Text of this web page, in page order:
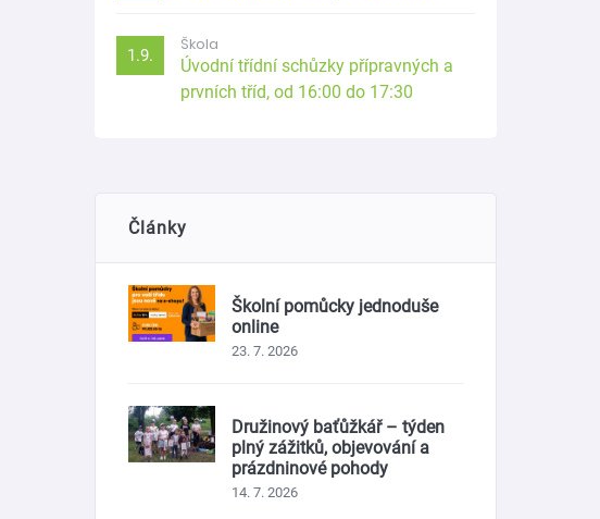
1.9.
Škola
Úvodní třídní schůzky přípravných a
prvních tříd, od 16:00 do 17:30
Články
Školní pomůcky jednoduše
online
23. 7. 2026
Družinový baťůžkář – týden
plný zážitků, objevování a
prázdninové pohody
14. 7. 2026